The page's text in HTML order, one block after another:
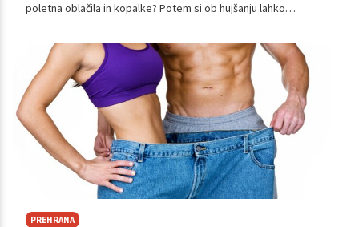
poletna oblačila in kopalke? Potem si ob hujšanju lahko
dobesedno topi maščobe. Preverite, kako deluje.
PREHRANA